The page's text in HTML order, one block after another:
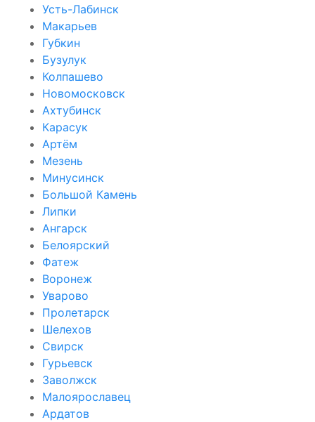
Усть-Лабинск
Макарьев
Губкин
Бузулук
Колпашево
Новомосковск
Ахтубинск
Карасук
Артём
Мезень
Минусинск
Большой Камень
Липки
Ангарск
Белоярский
Фатеж
Воронеж
Уварово
Пролетарск
Шелехов
Свирск
Гурьевск
Заволжск
Малоярославец
Ардатов